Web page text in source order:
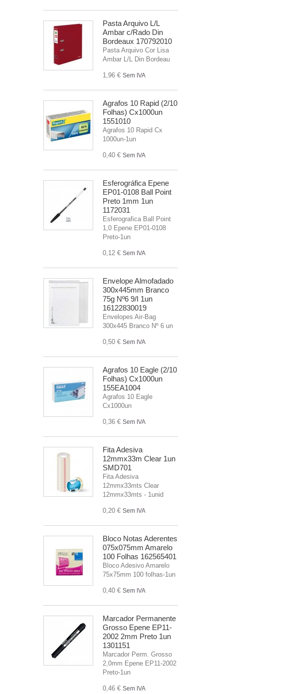
Pasta Arquivo L/L
Ambar c/Rado Din
Bordeaux 170792010
Pasta Arquivo Cor Lisa
Ambar L/L Din Bordeau
1,96 € Sem IVA
Agrafos 10 Rapid (2/10
Folhas) Cx1000un
1551010
Agrafos 10 Rapid Cx
1000un-1un
0,40 € Sem IVA
Esferográfica Epene
EP01-0108 Ball Point
Preto 1mm 1un
1172031
Esferografica Ball Point
1,0 Epene EP01-0108
Preto-1un
0,12 € Sem IVA
Envelope Almofadado
300x445mm Branco
75g Nº6 9/I 1un
16122830019
Envelopes Air-Bag
300x445 Branco Nº 6 un
0,50 € Sem IVA
Agrafos 10 Eagle (2/10
Folhas) Cx1000un
155EA1004
Agrafos 10 Eagle
Cx1000un
0,36 € Sem IVA
Fita Adesiva
12mmx33m Clear 1un
SMD701
Fita Adesiva
12mmx33mts Clear
12mmx33mts - 1unid
0,20 € Sem IVA
Bloco Notas Aderentes
075x075mm Amarelo
100 Folhas 162565401
Bloco Adesivo Amarelo
75x75mm 100 folhas-1un
0,40 € Sem IVA
Marcador Permanente
Grosso Epene EP11-
2002 2mm Preto 1un
1301151
Marcador Perm. Grosso
2,0mm Epene EP11-2002
Preto-1un
0,46 € Sem IVA